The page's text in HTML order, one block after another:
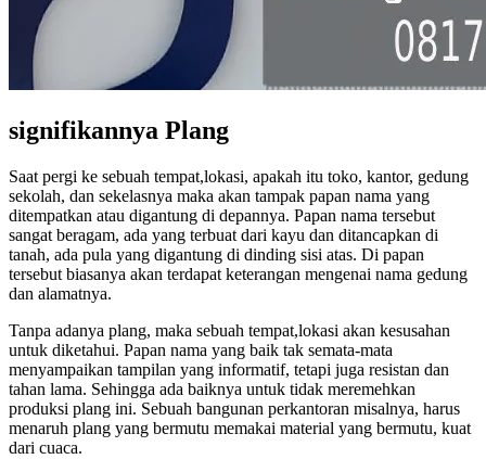
signifikannya Plang
Saat pergi ke sebuah tempat,lokasi, apakah itu toko, kantor, gedung
sekolah, dan sekelasnya maka akan tampak papan nama yang
ditempatkan atau digantung di depannya. Papan nama tersebut
sangat beragam, ada yang terbuat dari kayu dan ditancapkan di
tanah, ada pula yang digantung di dinding sisi atas. Di papan
tersebut biasanya akan terdapat keterangan mengenai nama gedung
dan alamatnya.
Tanpa adanya plang, maka sebuah tempat,lokasi akan kesusahan
untuk diketahui. Papan nama yang baik tak semata-mata
menyampaikan tampilan yang informatif, tetapi juga resistan dan
tahan lama. Sehingga ada baiknya untuk tidak meremehkan
produksi plang ini. Sebuah bangunan perkantoran misalnya, harus
menaruh plang yang bermutu memakai material yang bermutu, kuat
dari cuaca.